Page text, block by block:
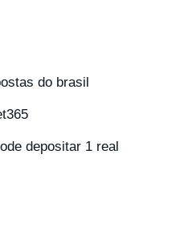
do brasil
depositar 1 real